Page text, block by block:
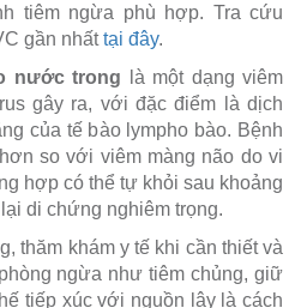
tiêm ngừa phù hợp. Tra cứu
gần nhấttại đây.
nước trong là một dạng viêm
gây ra, với đặc điểm là dịch
của tế bào lympho bào. Bệnh
so với viêm màng não do vi
hợp có thể tự khỏi sau khoảng
di chứng nghiêm trọng.
thăm khám y tế khi cần thiết và
ngừa như tiêm chủng, giữ
tiếp xúc với nguồn lây là cách